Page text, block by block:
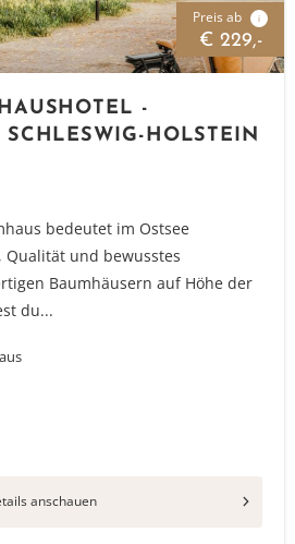
Preis ab i
€ 229,-
-
SCHLESWIG-HOLSTEIN
bedeutet im Ostsee
Qualität und bewusstes
Baumhäusern auf Höhe der
du...
anschauen